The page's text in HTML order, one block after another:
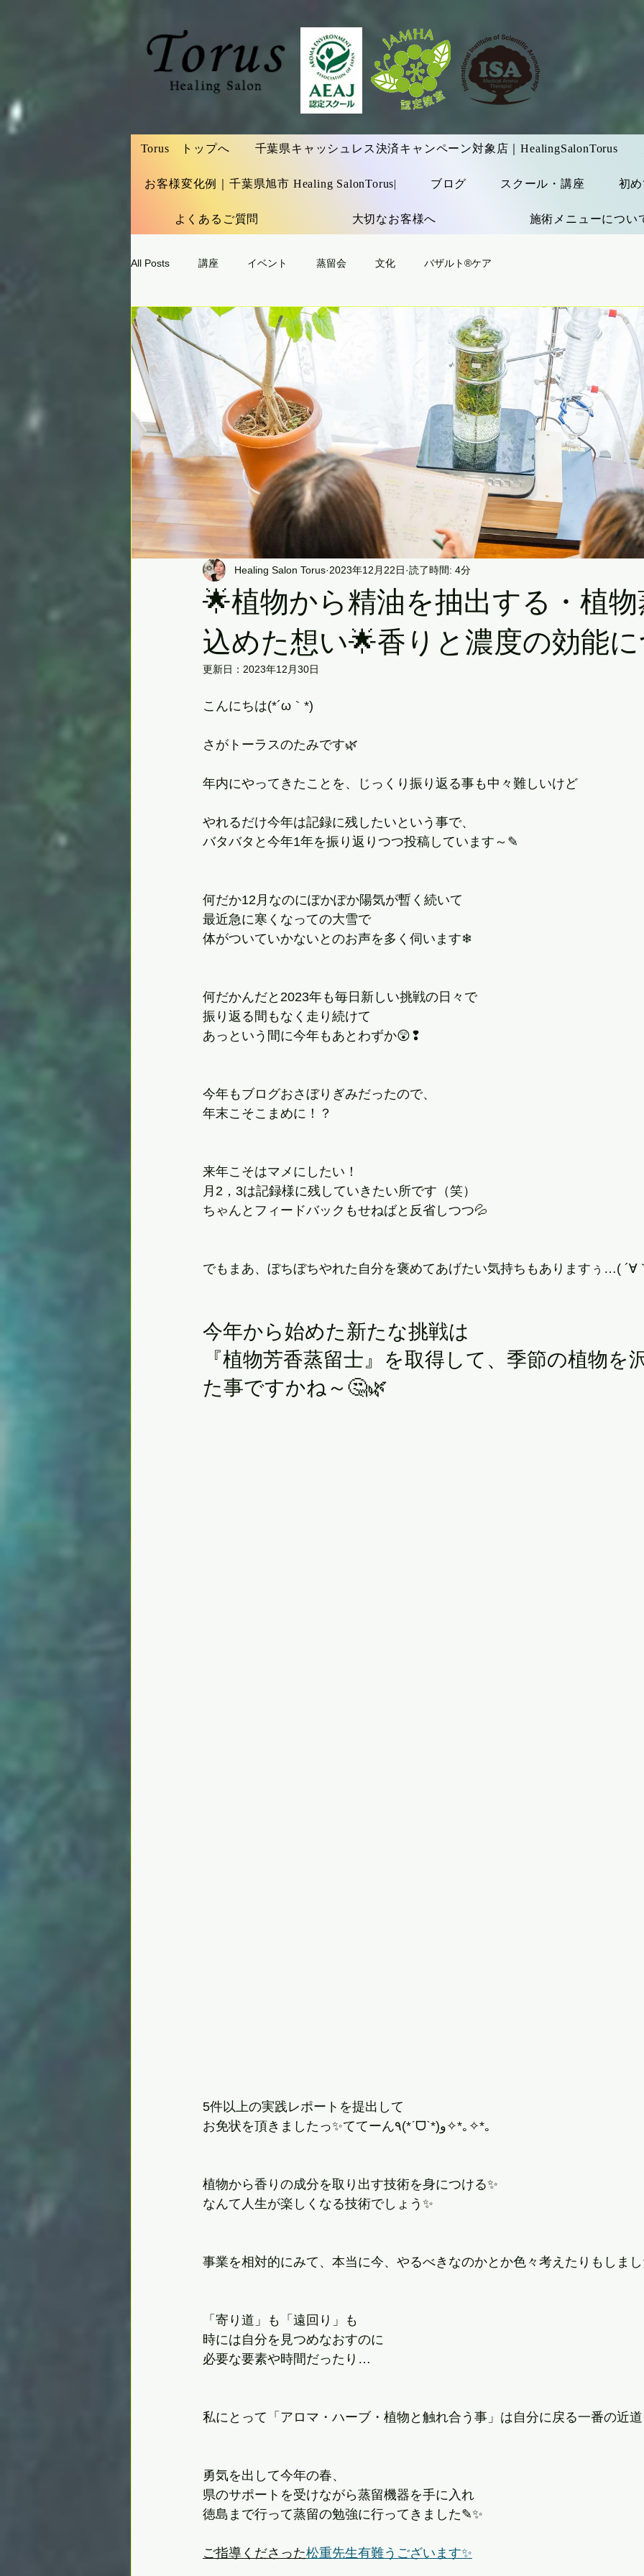
Torus トップへ 千葉県キャッシュレス決済キャンペーン対象店｜HealingSalonTorus
お客様変化例｜千葉県旭市 Healing SalonTorus| ブログ スクール・講座 初
よくあるご質問 大切なお客様へ 施術メニューについ
All Posts 講座 イベント 蒸留会 文化 バザルト®ケア
🌟植物から精油を抽出する・植
込めた想い🌟香りと濃度の効能
Healing Salon Torus 2023年12月22日 読了時間: 4分
更新日： 2023年12月30日
こんにちは(*´ω｀*)
さがトーラスのたみです🌿
年内にやってきたことを、じっくり振り返る事も中々難しいけど
やれるだけ今年は記録に残したいという事で、
バタバタと今年1年を振り返りつつ投稿しています～✎
何だか12月なのにぽかぽか陽気が暫く続いて
最近急に寒くなっての大雪で
体がついていかないとのお声を多く伺います❄
何だかんだと2023年も毎日新しい挑戦の日々で
振り返る間もなく走り続けて
あっという間に今年もあとわずか😲❢
今年もブログおさぼりぎみだったので、
年末こそこまめに！？
来年こそはマメにしたい！
月2，3は記録様に残していきたい所です（笑）
ちゃんとフィードバックもせねばと反省しつつ💦
でもまあ、ぼちぼちやれた自分を褒めてあげたい気持ちもありますぅ…( ´∀
今年から始めた新たな挑戦は
『植物芳香蒸留士』を取得して、季節の植物を
た事ですかね～🤔🌿
5件以上の実践レポートを提出して
お免状を頂きましたっ✨ててーん٩(*ˊᗜˋ*)و✧*｡✧*｡
植物から香りの成分を取り出す技術を身につける✨
なんて人生が楽しくなる技術でしょう✨
事業を相対的にみて、本当に今、やるべきなのかとか色々考えたりもしま
「寄り道」も「遠回り」も
時には自分を見つめなおすのに
必要な要素や時間だったり…
私にとって「アロマ・ハーブ・植物と触れ合う事」は自分に戻る一番の近
勇気を出して今年の春、
県のサポートを受けながら蒸留機器を手に入れ
徳島まで行って蒸留の勉強に行ってきました✎✨
ご指導くださった松重先生有難うございます✨